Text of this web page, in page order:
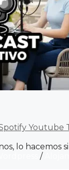
Youtube
lo hacemos
/